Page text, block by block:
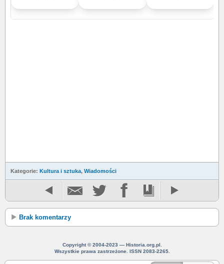
Kategorie: Kultura i sztuka, Wiadomości
Brak komentarzy
Copyright © 2004-2023 — Historia.org.pl.
Wszystkie prawa zastrzeżone. ISSN 2083-2265.